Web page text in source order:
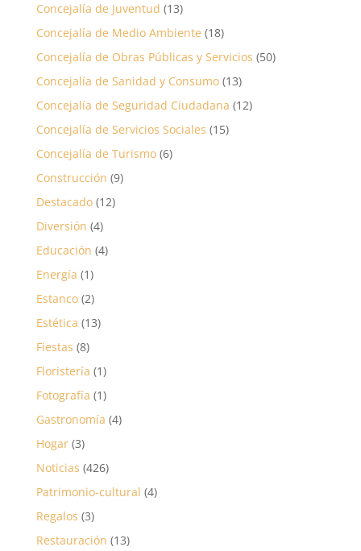
Concejalía de Juventud (13)
Concejalía de Medio Ambiente (18)
Concejalía de Obras Públicas y Servicios (50)
Concejalía de Sanidad y Consumo(13)
Concejalía de Seguridad Ciudadana (12)
Concejalía de Servicios Sociales (15)
Concejalía de Turismo(6)
Construcción (9)
Destacado(12)
Diversión (4)
Educación (4)
Energía (1)
Estanco(2)
Estética (13)
Fiestas (8)
Floristería (1)
Fotografía (1)
Gastronomía (4)
Hogar(3)
Noticias (426)
Patrimonio-cultural (4)
Regalos (3)
Restauración (13)